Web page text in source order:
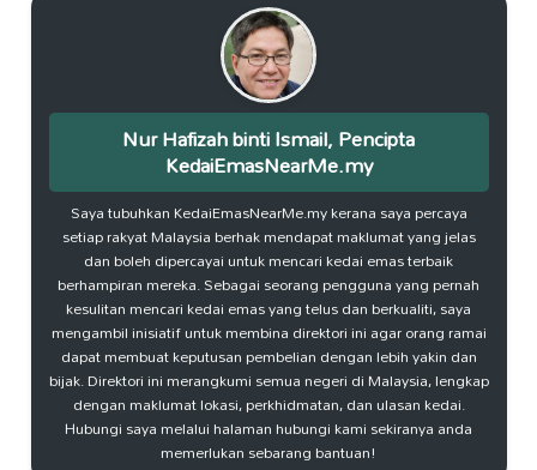
Nur Hafizah binti Ismail, Pencipta
KedaiEmasNearMe.my
Saya tubuhkan KedaiEmasNearMe.my kerana saya percaya
setiap rakyat Malaysia berhak mendapat maklumat yang jelas
dan boleh dipercayai untuk mencari kedai emas terbaik
berhampiran mereka. Sebagai seorang pengguna yang pernah
kesulitan mencari kedai emas yang telus dan berkualiti, saya
mengambil inisiatif untuk membina direktori ini agar orang ramai
dapat membuat keputusan pembelian dengan lebih yakin dan
bijak. Direktori ini merangkumi semua negeri di Malaysia, lengkap
dengan maklumat lokasi, perkhidmatan, dan ulasan kedai.
Hubungi saya melalui halaman hubungi kami sekiranya anda
memerlukan sebarang bantuan!